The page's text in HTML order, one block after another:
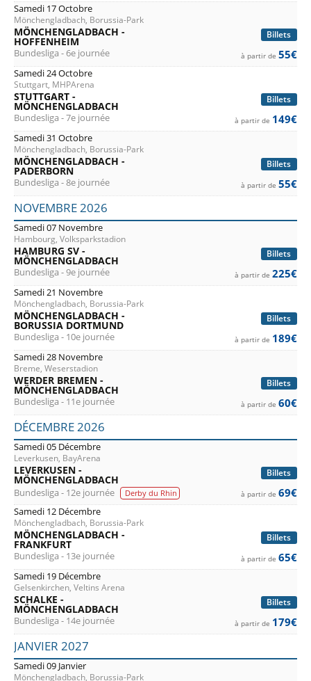
Samedi 17 Octobre
Mönchengladbach, Borussia-Park
Billets
MÖNCHENGLADBACH -
HOFFENHEIM
Bundesliga - 6e journée à partir de 55€
Samedi 24 Octobre
Stuttgart, MHPArena
Billets
STUTTGART -
MÖNCHENGLADBACH
Bundesliga - 7e journée à partir de 149€
Samedi 31 Octobre
Mönchengladbach, Borussia-Park
Billets
MÖNCHENGLADBACH -
PADERBORN
Bundesliga - 8e journée à partir de 55€
NOVEMBRE 2026
Samedi 07 Novembre
Hambourg, Volksparkstadion
Billets
HAMBURG SV -
MÖNCHENGLADBACH
Bundesliga - 9e journée à partir de 225€
Samedi 21 Novembre
Mönchengladbach, Borussia-Park
Billets
MÖNCHENGLADBACH -
BORUSSIA DORTMUND
Bundesliga - 10e journée à partir de 189€
Samedi 28 Novembre
Breme, Weserstadion
Billets
WERDER BREMEN -
MÖNCHENGLADBACH
Bundesliga - 11e journée à partir de 60€
DÉCEMBRE 2026
Samedi 05 Décembre
Leverkusen, BayArena
Billets
LEVERKUSEN -
MÖNCHENGLADBACH
Bundesliga - 12e journée Derby du Rhin à partir de 69€
Samedi 12 Décembre
Mönchengladbach, Borussia-Park
Billets
MÖNCHENGLADBACH -
FRANKFURT
Bundesliga - 13e journée à partir de 65€
Samedi 19 Décembre
Gelsenkirchen, Veltins Arena
Billets
SCHALKE -
MÖNCHENGLADBACH
Bundesliga - 14e journée à partir de 179€
JANVIER 2027
Samedi 09 Janvier
Mönchengladbach, Borussia-Park